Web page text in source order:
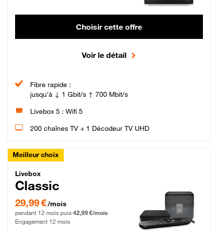
Choisir cette offre
Voir le détail
Fibre rapide :
jusqu'à ↓ 1 Gbit/s ↑ 700 Mbit/s
Livebox 5 : Wifi 5
200 chaînes TV + 1 Décodeur TV UHD
Meilleur choix
Livebox Classic Fibre
Livebox
Classic
29,99 € par mois pendant 12 mois puis 42,99 € par mois, Engagement 12 mois
29,99 €/mois
pendant 12 mois puis 42,99 €/mois
Engagement 12 mois